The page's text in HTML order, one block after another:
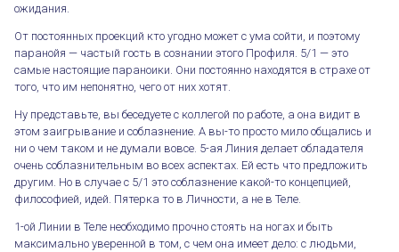
ожидания.
От постоянных проекций кто угодно может с ума сойти, и поэтому
паранойя — частый гость в сознании этого Профиля. 5/1 — это
самые настоящие параноики. Они постоянно находятся в страхе от
того, что им непонятно, чего от них хотят.
Ну представьте, вы беседуете с коллегой по работе, а она видит в
этом заигрывание и соблазнение. А вы-то просто мило общались и
ни о чем таком и не думали вовсе. 5-ая Линия делает обладателя
очень соблазнительным во всех аспектах. Ей есть что предложить
другим. Но в случае с 5/1 это соблазнение какой-то концепцией,
философией, идей. Пятерка то в Личности, а не в Теле.
1-ой Линии в Теле необходимо прочно стоять на ногах и быть
максимально уверенной в том, с чем она имеет дело: с людьми,